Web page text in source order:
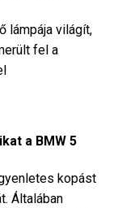
lámpája világít,
fel a
a BMW 5
kopást
Általában